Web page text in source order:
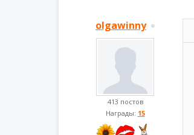
olgawinny
413 постов
Награды: 15